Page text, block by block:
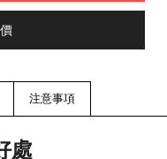
注意事項
處